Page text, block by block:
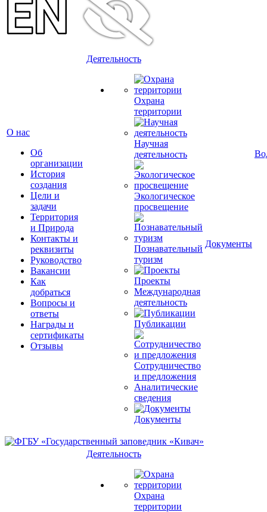
О нас
Об
организации
История
создания
Цели и
задачи
Территория
и Природа
Контакты и
реквизиты
Руководство
Вакансии
Как
добраться
Вопросы и
ответы
Награды и
сертификаты
Отзывы
Деятельность
Охрана
территории
Научная
деятельность
Экологическое
просвещение
Познавательный
туризм
Проекты
Международная
деятельность
Публикации
Сотрудничество
и предложения
Аналитические
сведения
Документы
Документы
Деятельность
Охрана
территории